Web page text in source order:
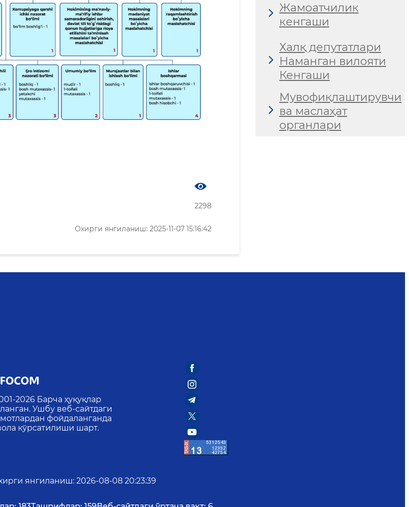
2298
Охирги янгиланиш: 2025-11-07 15:16:42
Жамоатчилик
кенгаши
Халқ депутатлари
Наманган вилояти
Кенгаши
Мувофиқлаштирувчи
ва маслаҳат
органлари
2026 Барча ҳуқуқлар
Ушбу веб-сайтдаги
фойдаланганда
кўрсатилиши шарт.
янгиланиш: 2026-08-08 20:23:39